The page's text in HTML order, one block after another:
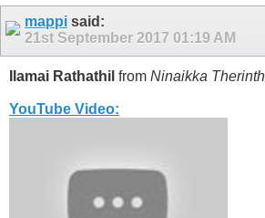
mappi said:
21st September 2017 01:19 AM
Ilamai Rathathil from Ninaikka
YouTube Video: